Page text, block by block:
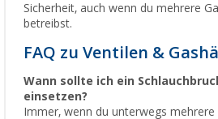
Sicherheit, auch wenn du mehrere
betreibst.
FAQ zu Ventilen &
Wann sollte ich ein
einsetzen?
Immer, wenn du unterwegs